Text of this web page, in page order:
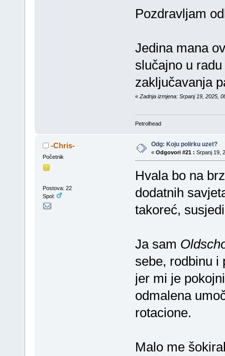
Pozdravljam
Jedina mana
slučajno u
zaključavanja
« Zadnja izmjena: Srpanj 19, 2025,
Petrolhead
-Chris-
Početnik
Postova: 22
Spol:
Odg: Koju polirku uzet?
« Odgovori #21 : Srpanj 19,
Hvala bo na
dodatnih
takoreć,
Ja sam
sebe, rodbinu i
jer mi je
odmalena
rotacione.
Malo me